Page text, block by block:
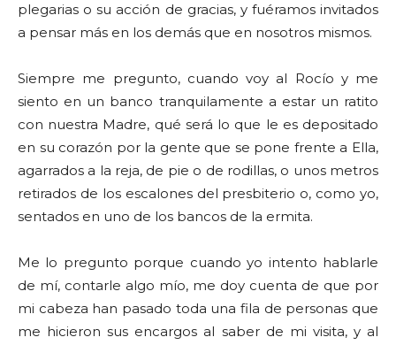
plegarias o su acción de gracias, y fuéramos invitados
a pensar más en los demás que en nosotros mismos.
Siempre me pregunto, cuando voy al Rocío y me
siento en un banco tranquilamente a estar un ratito
con nuestra Madre, qué será lo que le es depositado
en su corazón por la gente que se pone frente a Ella,
agarrados a la reja, de pie o de rodillas, o unos metros
retirados de los escalones del presbiterio o, como yo,
sentados en uno de los bancos de la ermita.
Me lo pregunto porque cuando yo intento hablarle
de mí, contarle algo mío, me doy cuenta de que por
mi cabeza han pasado toda una fila de personas que
me hicieron sus encargos al saber de mi visita, y al